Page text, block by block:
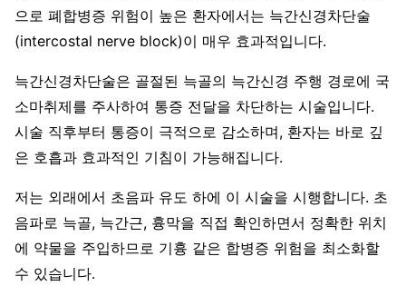
으로 폐합병증 위험이 높은 환자에서는 늑간신경차단술
(intercostal nerve block)이 매우 효과적입니다.
늑간신경차단술은 골절된 늑골의 늑간신경 주행 경로에 국
소마취제를 주사하여 통증 전달을 차단하는 시술입니다.
시술 직후부터 통증이 극적으로 감소하며, 환자는 바로 깊
은 호흡과 효과적인 기침이 가능해집니다.
저는 외래에서 초음파 유도 하에 이 시술을 시행합니다. 초
음파로 늑골, 늑간근, 흉막을 직접 확인하면서 정확한 위치
에 약물을 주입하므로 기흉 같은 합병증 위험을 최소화할
수 있습니다.